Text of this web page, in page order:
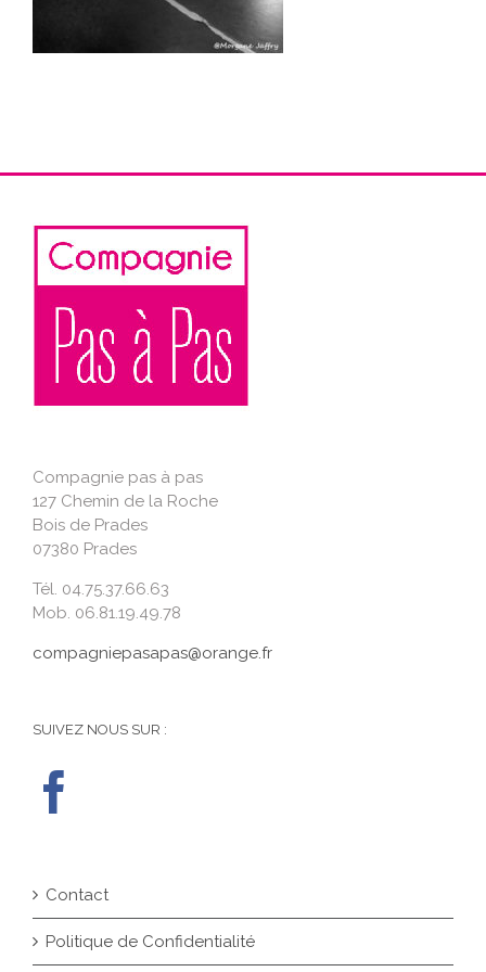
Compagnie pas à pas
127 Chemin de la Roche
Bois de Prades
07380 Prades
Tél. 04.75.37.66.63
Mob. 06.81.19.49.78
compagniepasapas@orange.fr
SUIVEZ NOUS SUR :
Contact
Politique de Confidentialité